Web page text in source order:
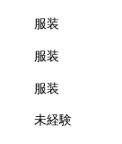
服装
服装
服装
未経験